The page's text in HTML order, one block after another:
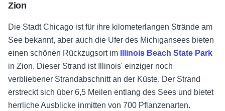
Zion
Die Stadt Chicago ist für ihre kilometerlangen Strände am
See bekannt, aber auch die Ufer des Michigansees bieten
einen schönen Rückzugsort im
Illinois Beach State Park
in Zion. Dieser Strand ist Illinois' einziger noch
verbliebener Strandabschnitt an der Küste. Der Strand
erstreckt sich über 6,5 Meilen entlang des Sees und bietet
herrliche Ausblicke inmitten von 700 Pflanzenarten.